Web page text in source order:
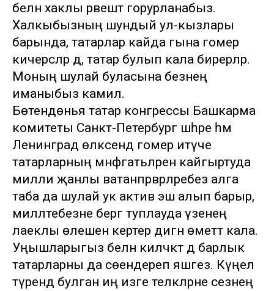
белән хаклы рәвештә горурланабыз.
Халкыбызның шундый ул-кызлары
барында, татарлар кайда гына гомер
кичерсәләр дә, татар булып кала бирерләр.
Моның шулай буласына безнең
иманыбыз камил.
Бөтендөнья татар конгрессы Башкарма
комитеты Санкт-Петербург шәһәре һәм
Ленинград өлкәсендә гомер итүче
татарларның мәнфәгатьләрен кайгыртуда
милли җанлы ватанпәрвәрләребез алга
таба да шулай ук актив эш алып барыр,
милләтебезне бергә туплауда үзенең
лаеклы өлешен кертер дигән өметтә кала.
Уңышларыгыз белән киләчәктә дә барлык
татарларны да сөендереп яшәгез. Күңел
түрендә булган иң изге теләкләрне сезнең